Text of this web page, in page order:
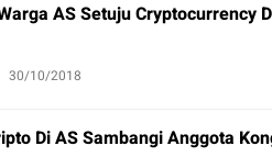
AS Setuju Cryptocurrency
30/10/2018
Di AS Sambangi Anggota